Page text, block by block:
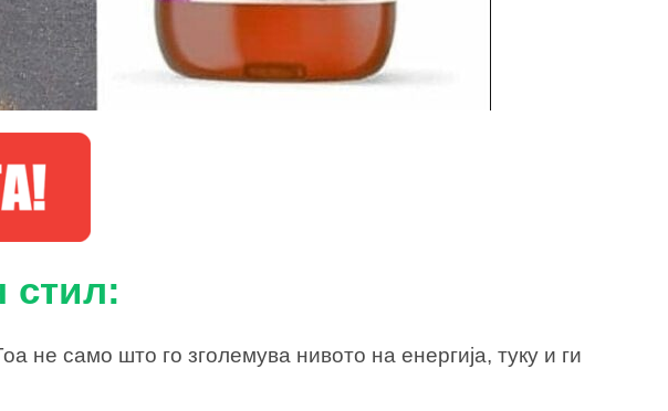
стил:
не само што го зголемува нивото на енергија, туку и ги